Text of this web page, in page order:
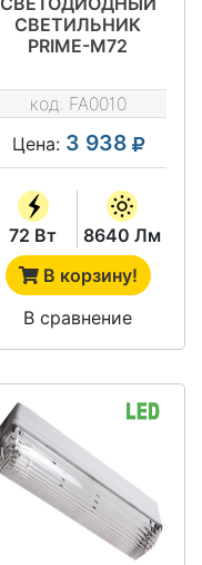
СВЕТИЛЬНИК
PRIME-M72
код: FA0010
Цена: 3 938
72 Вт
8640 Лм
В корзину!
В сравнение